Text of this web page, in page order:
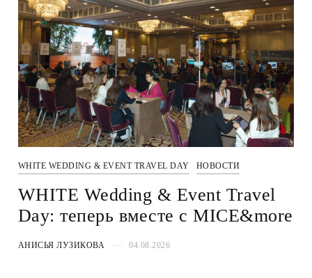
WHITE WEDDING & EVENT TRAVEL DAY НОВОСТИ
WHITE Wedding & Event Travel
Day: теперь вместе с MICE&more
АНИСЬЯ ЛУЗИКОВА 04.08.2026